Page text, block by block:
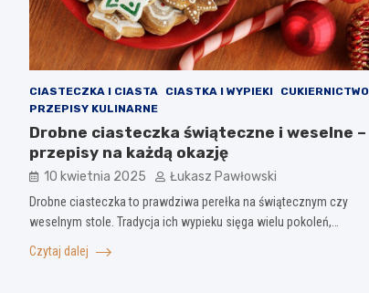
CIASTECZKA I CIASTA CIASTKA I WYPIEKI
CUKIERNICTWO
PRZEPISY KULINARNE
Drobne ciasteczka świąteczne i weselne –
przepisy na każdą okazję
10 kwietnia 2025 Łukasz Pawłowski
Drobne ciasteczka to prawdziwa perełka na świątecznym czy
weselnym stole. Tradycja ich wypieku sięga wielu pokoleń,…
Czytaj dalej